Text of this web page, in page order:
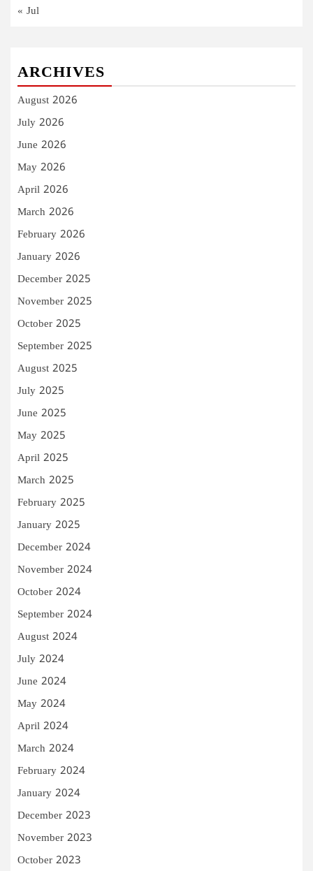
« Jul
ARCHIVES
August 2026
July 2026
June 2026
May 2026
April 2026
March 2026
February 2026
January 2026
December 2025
November 2025
October 2025
September 2025
August 2025
July 2025
June 2025
May 2025
April 2025
March 2025
February 2025
January 2025
December 2024
November 2024
October 2024
September 2024
August 2024
July 2024
June 2024
May 2024
April 2024
March 2024
February 2024
January 2024
December 2023
November 2023
October 2023